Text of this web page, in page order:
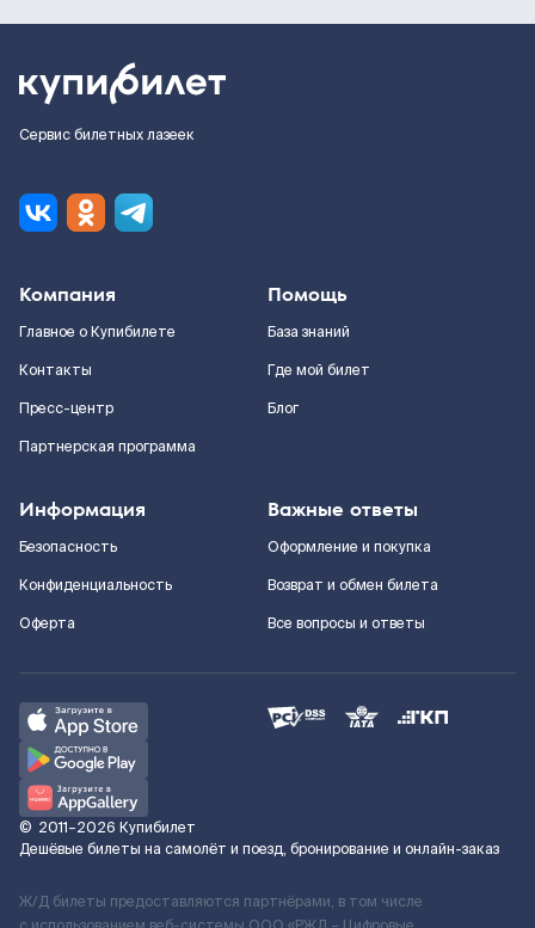
Сервис билетных лазеек
Компания
Главное о Купибилете
Контакты
Пресс-центр
Партнерская программа
Помощь
База знаний
Где мой билет
Блог
Информация
Безопасность
Конфиденциальность
Оферта
Важные ответы
Оформление и покупка
Возврат и обмен билета
Все вопросы и ответы
© 2011–2026 Купибилет
Дешёвые билеты на самолёт и поезд, бронирование и онлайн-заказ
Ж/Д билеты предоставляются партнёрами, в том числе